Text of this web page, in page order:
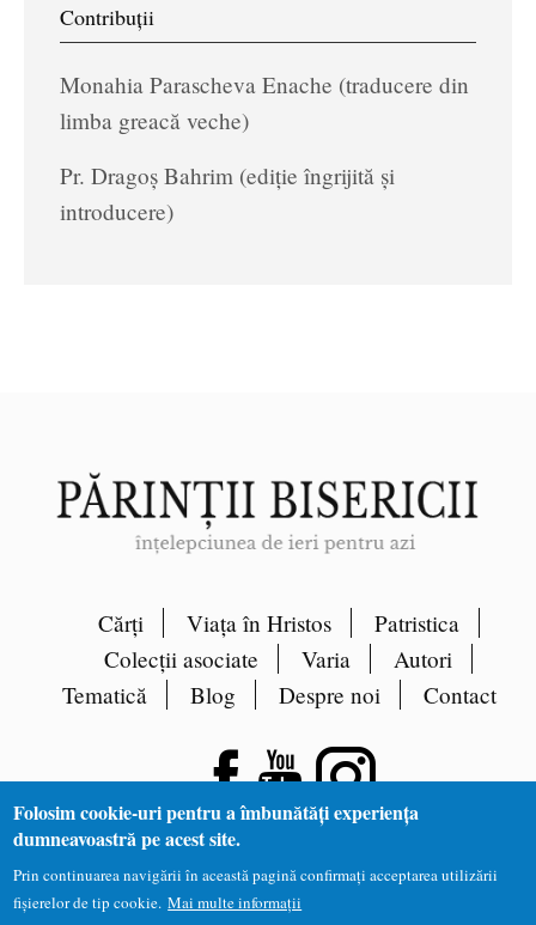
Contribuții
Monahia Parascheva Enache (traducere din
limba greacă veche)
Pr. Dragoș Bahrim (ediție îngrijită și
introducere)
Cărți Viața în Hristos
Patristica
Colecții asociate
Varia
Autori
Tematică
Blog Despre noi Contact
Site dezvoltat deDOXOLOGIA MEDIA
Folosim cookie-uri pentru a îmbunătăți experiența
dumneavoastră pe acest site.
Prin continuarea navigării în această pagină confirmați acceptarea utilizării
fișierelor de tip cookie. Mai multe informații